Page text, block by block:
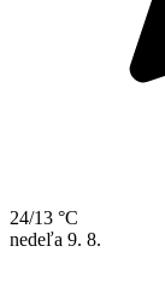
24/13 °C
nedeľa 9. 8.